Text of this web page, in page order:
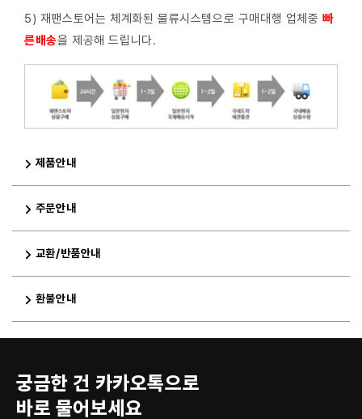
5) 재팬스토어는 체계화된 물류시스템으로 구매대행 업체중빠
른배송을 제공해 드립니다.
제품안내
주문안내
교환/반품안내
환불안내
궁금한 건 카카오톡으로
바로 물어보세요